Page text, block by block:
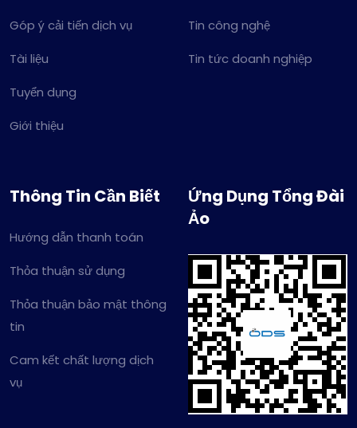
Góp ý cải tiến dịch vụ
Tài liệu
Tuyển dụng
Giới thiệu
Tin công nghệ
Tin tức doanh nghiệp
Thông Tin Cần Biết
Hướng dẫn thanh toán
Thỏa thuận sử dụng
Thỏa thuận bảo mật thông
tin
Cam kết chất lượng dịch
vụ
Ứng Dụng Tổng Đài
Ảo